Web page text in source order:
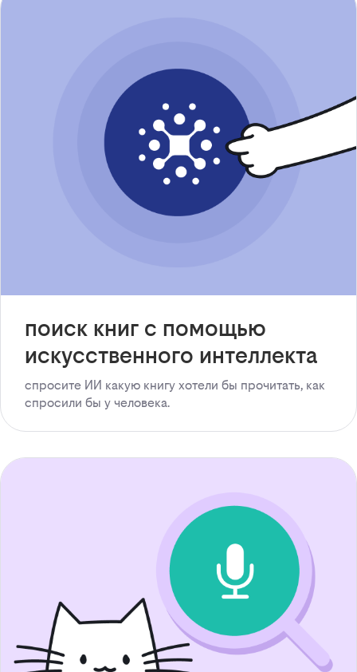
поиск книг с помощью
искусственного интеллекта
спросите ИИ какую книгу хотели бы прочитать, как
спросили бы у человека.